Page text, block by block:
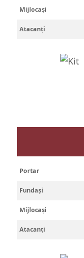
Mijlocași
Atacanți
Portar
Fundași
Mijlocași
Atacanți